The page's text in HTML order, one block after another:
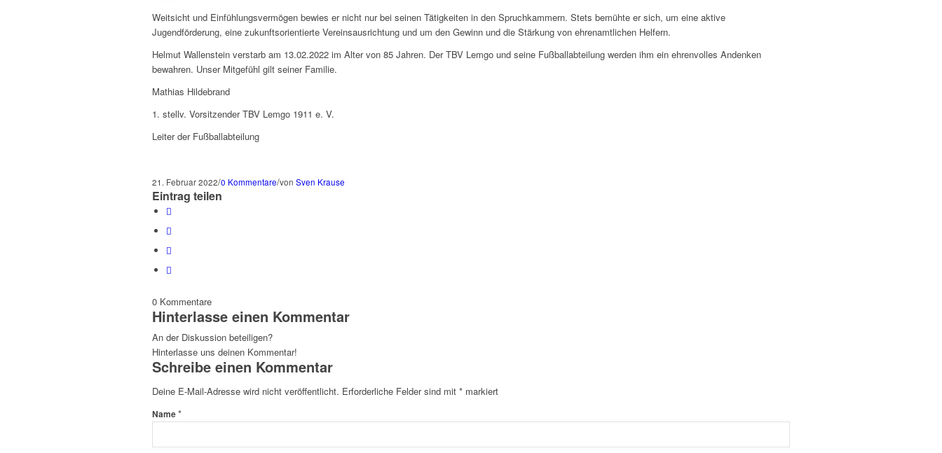
Weitsicht und Einfühlungsvermögen bewies er nicht nur bei seinen Tätigkeiten in den Spruchkammern. Stets bemühte er sich, um eine aktive
Jugendförderung, eine zukunftsorientierte Vereinsausrichtung und um den Gewinn und die Stärkung von ehrenamtlichen Helfern.
Helmut Wallenstein verstarb am 13.02.2022 im Alter von 85 Jahren. Der TBV Lemgo und seine Fußballabteilung werden ihm ein ehrenvolles Andenken
bewahren. Unser Mitgefühl gilt seiner Familie.
Mathias Hildebrand
1. stellv. Vorsitzender TBV Lemgo 1911 e. V.
Leiter der Fußballabteilung
21. Februar 2022/0 Kommentare/von Sven Krause
Eintrag teilen
0 Kommentare
Hinterlasse einen Kommentar
An der Diskussion beteiligen?
Hinterlasse uns deinen Kommentar!
Schreibe einen Kommentar
Deine E-Mail-Adresse wird nicht veröffentlicht. Erforderliche Felder sind mit * markiert
Name*